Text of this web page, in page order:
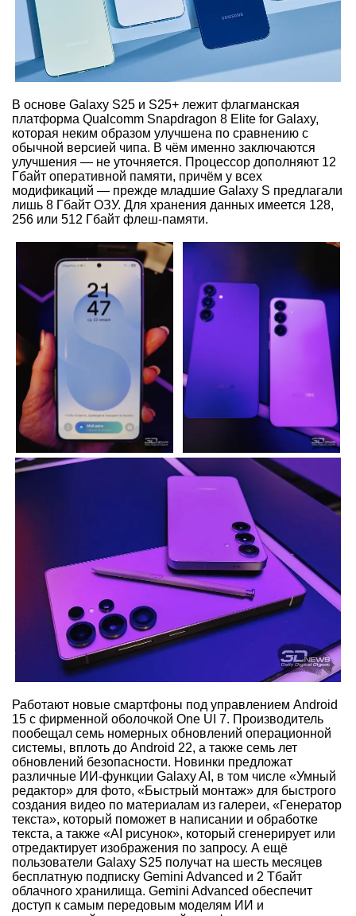
В основе Galaxy S25 и S25+ лежит флагманская
платформа Qualcomm Snapdragon 8 Elite for Galaxy,
которая неким образом улучшена по сравнению с
обычной версией чипа. В чём именно заключаются
улучшения — не уточняется. Процессор дополняют 12
Гбайт оперативной памяти, причём у всех
модификаций — прежде младшие Galaxy S предлагали
лишь 8 Гбайт ОЗУ. Для хранения данных имеется 128,
256 или 512 Гбайт флеш-памяти.
Работают новые смартфоны под управлением Android
15 с фирменной оболочкой One UI 7. Производитель
пообещал семь номерных обновлений операционной
системы, вплоть до Android 22, а также семь лет
обновлений безопасности. Новинки предложат
различные ИИ-функции Galaxy AI, в том числе «Умный
редактор» для фото, «Быстрый монтаж» для быстрого
создания видео по материалам из галереи, «Генератор
текста», который поможет в написании и обработке
текста, а также «AI рисунок», который сгенерирует или
отредактирует изображения по запросу. А ещё
пользователи Galaxy S25 получат на шесть месяцев
бесплатную подписку Gemini Advanced и 2 Тбайт
облачного хранилища. Gemini Advanced обеспечит
доступ к самым передовым моделям ИИ и